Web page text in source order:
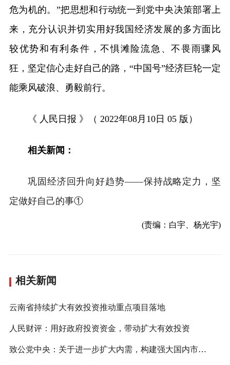
危为机的。”把思想和行动统一到党中央决策部署上
来，充分认识并切实用好我国经济发展的多方面比
较优势和有利条件，不惧滩险流急、不畏雨骤风
狂，坚定信心走好自己的路，“中国号”经济巨轮一定
能乘风破浪、勇毅前行。
《 人民日报 》（ 2022年08月10日 05 版）
相关新闻：
巩固经济回升向好趋势——保持战略定力，坚
定做好自己的事①
(责编：白宇、杨光宇)
相关新闻
云南省持续扩大有效投资推动重点项目落地
人民财评：用好政府投资资金，带动扩大有效投资
致公党中央：关于进一步扩大内需，构建强大国内市场的提案